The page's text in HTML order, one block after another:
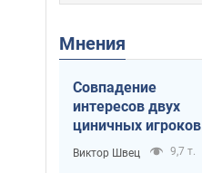
Мнения
Совпадение
интересов двух
циничных игроков
или тайный план
Трампа и Путина?
Виктор Швец 9,7 т.